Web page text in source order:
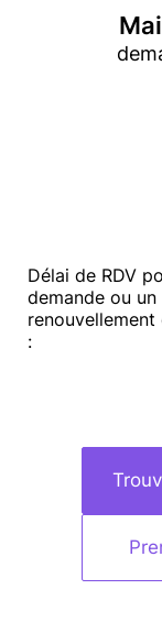
Délai de RDV
demande ou un
: